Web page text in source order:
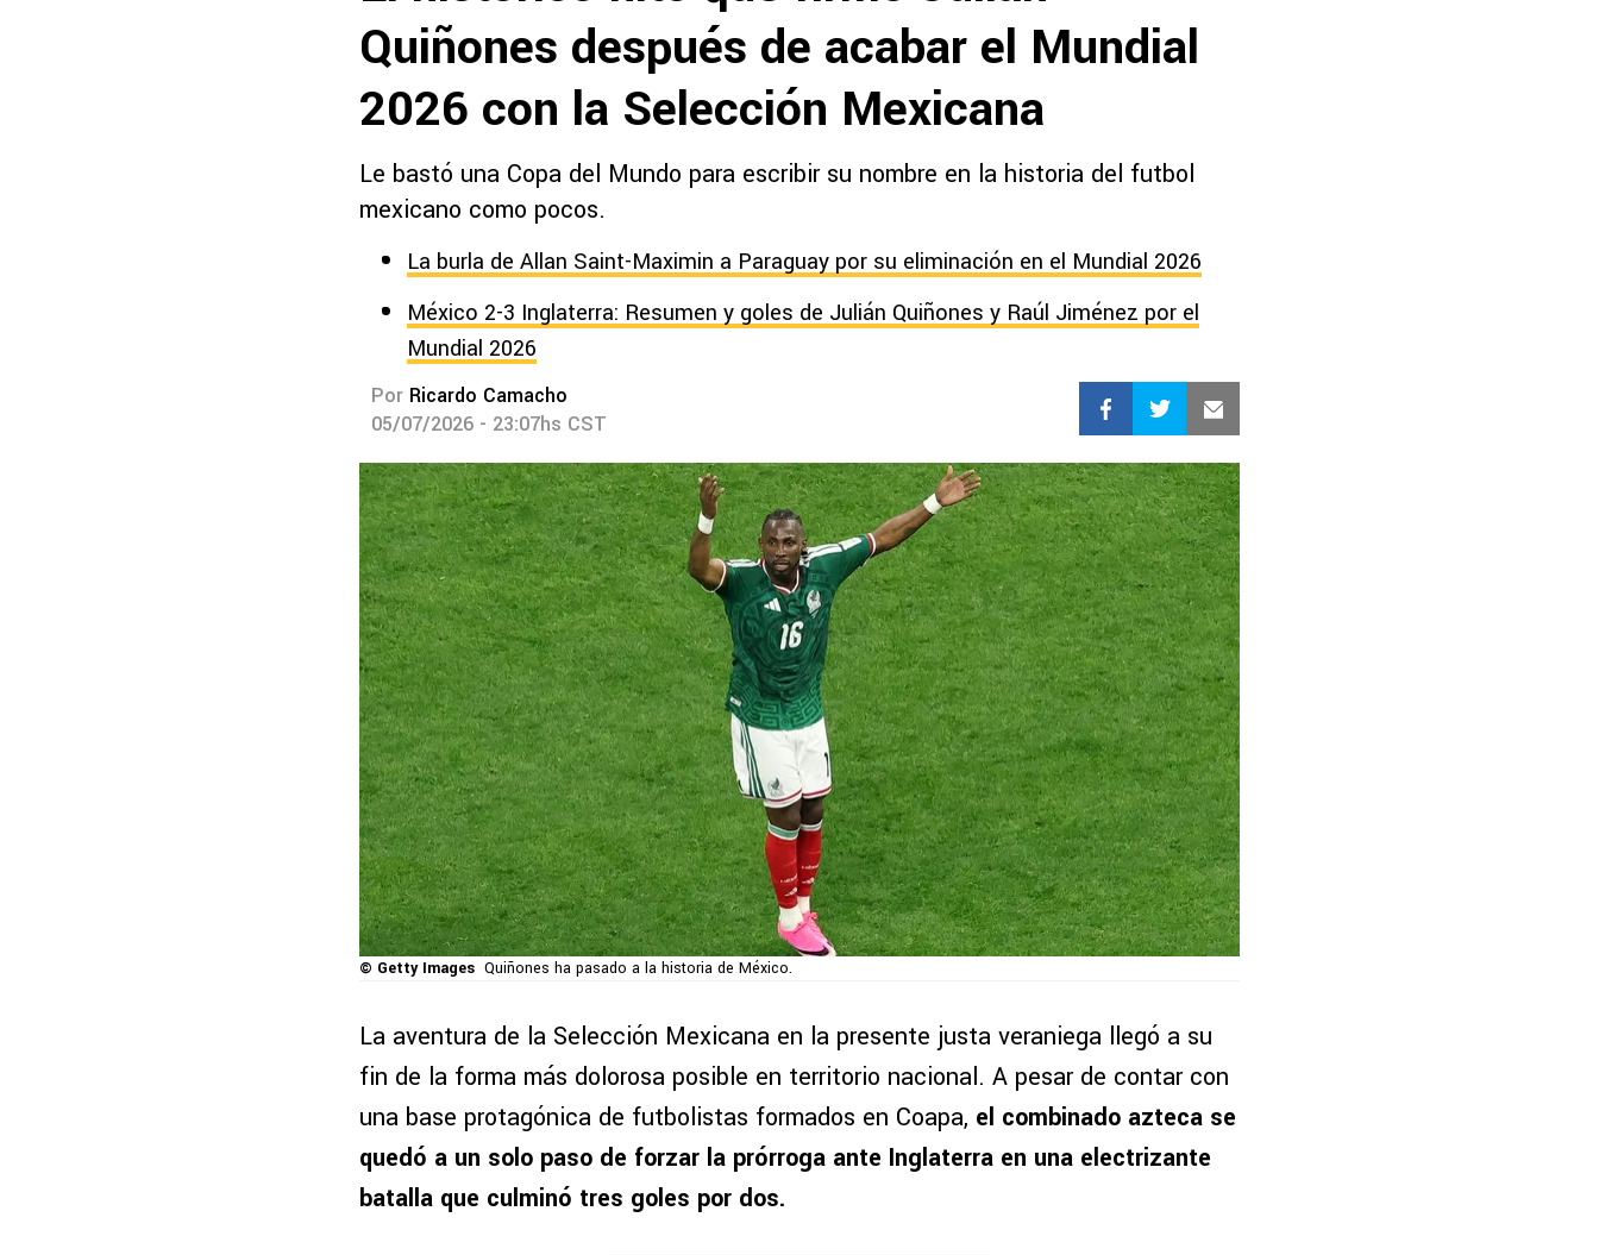
Quiñones después de acabar el Mundial
2026 con la Selección Mexicana
Le bastó una Copa del Mundo para escribir su nombre en la historia del futbol
mexicano como pocos.
La burla de Allan Saint-Maximin a Paraguay por su eliminación en el Mundial 2026
México 2-3 Inglaterra: Resumen y goles de Julián Quiñones y Raúl Jiménez por el
Mundial 2026
Por Ricardo Camacho
05/07/2026 - 23:07hs CST
© Getty Images Quiñones ha pasado a la historia de México.
La aventura de la Selección Mexicana en la presente justa veraniega llegó a su
fin de la forma más dolorosa posible en territorio nacional. A pesar de contar con
una base protagónica de futbolistas formados en Coapa, el combinado azteca se
quedó a un solo paso de forzar la prórroga ante Inglaterra en una electrizante
batalla que culminó tres goles por dos.